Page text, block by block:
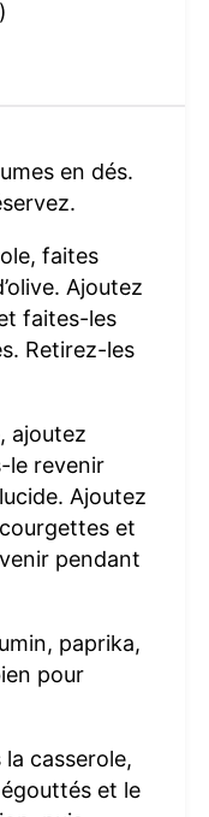
en dés.
faites
Ajoutez
faites-les
Retirez-les
ajoutez
le revenir
Ajoutez
et
pendant
paprika,
pour
casserole,
et le